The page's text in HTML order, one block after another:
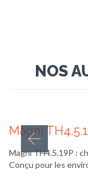
NOS
Magni
Magni TH4.5.19P :
Conçu pour les